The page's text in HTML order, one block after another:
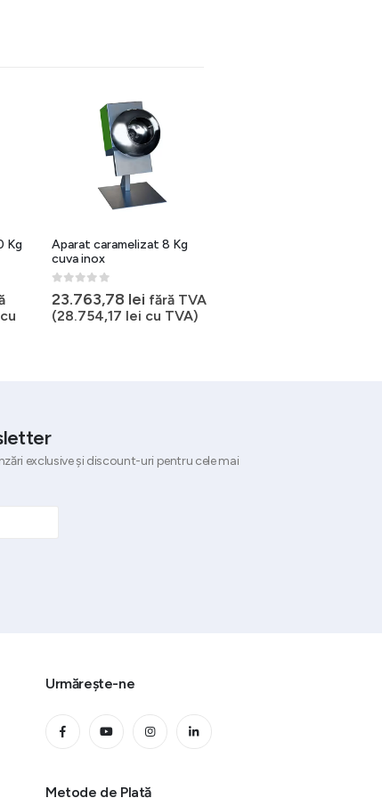
Kg
cu
Aparat caramelizat 8 Kg
cuva inox
0out of 5
23.763,78 lei fără TVA
(28.754,17 lei cu TVA)
exclusive și discount-uri pentru cele mai
Urmărește-ne
Metode de Plată